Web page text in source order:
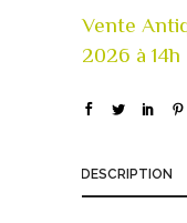
DESCRIPTION